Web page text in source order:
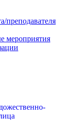
преподавателя
мероприятия